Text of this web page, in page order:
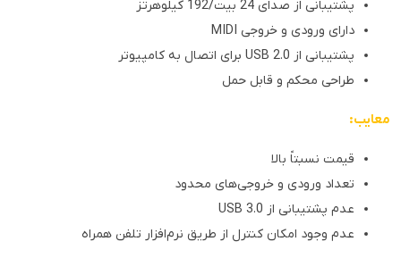
پشتیبانی از صدای 24 بیت/192 کیلوهرتز
دارای ورودی و خروجی MIDI
پشتیبانی از USB 2.0 برای اتصال به کامپیوتر
طراحی محکم و قابل حمل
معایب:
قیمت نسبتاً بالا
تعداد ورودی و خروجی‌های محدود
عدم پشتیبانی از USB 3.0
عدم وجود امکان کنترل از طریق نرم‌افزار تلفن همراه